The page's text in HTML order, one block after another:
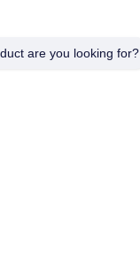
are you looking for?